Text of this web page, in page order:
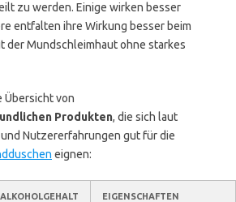
zu werden. Einige wirken besser
entfalten ihre Wirkung besser beim
der Mundschleimhaut ohne starkes
Übersicht von
Produkten, die sich laut
Nutzererfahrungen gut für die
eignen:
ALKOHOLGEHALT EIGENSCHAFTEN